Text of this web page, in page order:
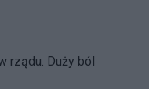
rządu. Duży ból